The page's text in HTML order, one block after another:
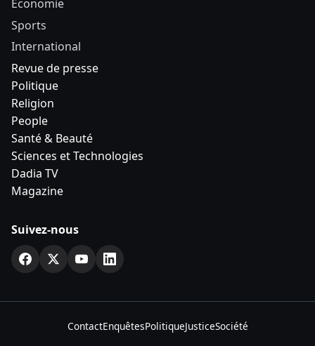
Economie
Sports
International
Revue de presse
Politique
Religion
People
Santé & Beauté
Sciences et Technologies
Dadia TV
Magazine
Suivez-nous
ContactEnquêtesPolitiqueJusticeSociété